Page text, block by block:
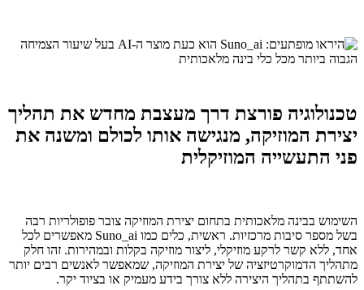
טכנולוגיה פורצת דרך מעצבת מחדש את תהליך
יצירת המוזיקה, מנגישה אותו לכולם ומשנה את
פני התעשייה המוזיקלית
השימוש בבינה מלאכותית בתחום יצירת המוזיקה צובר פופולריות רבה
בשל מספר סיבות מרכזיות. ראשית, כלים כמו Suno_ai מאפשרים לכל
אחד, ללא קשר לרקע מוזיקלי, ליצור מוזיקה בקלות ובמהירות. זהו חלק
מתהליך הדמוקרטיזציה של יצירת המוזיקה, שמאפשר לאנשים רבים יותר
להשתתף בתהליך היצירה ללא צורך בידע מעמיק או בציוד יקר.